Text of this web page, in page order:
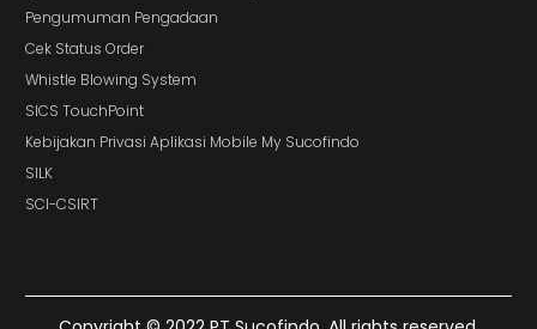
Pengumuman Pengadaan
Cek Status Order
Whistle Blowing System
SICS TouchPoint
Kebijakan Privasi Aplikasi Mobile My Sucofindo
SILK
SCI-CSIRT